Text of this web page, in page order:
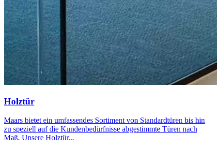
Holztür
Maars bietet ein umfassendes Sortiment von Standardtüren bis hin
zu speziell auf die Kundenbedürfnisse abgestimmte Türen nach
Maß. Unsere Holztür...